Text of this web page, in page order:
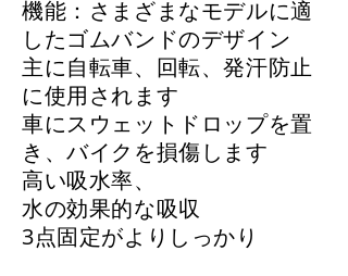
機能：さまざまなモデルに適
したゴムバンドのデザイン
主に自転車、回転、発汗防止
に使用されます
車にスウェットドロップを置
き、バイクを損傷します
高い吸水率、
水の効果的な吸収
3点固定がよりしっかり